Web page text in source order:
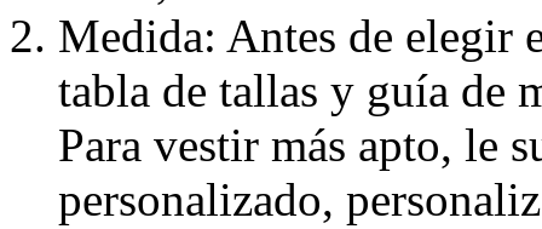
Medida: Antes de elegir
tabla de tallas y guía de
Para vestir más apto, le
personalizado,